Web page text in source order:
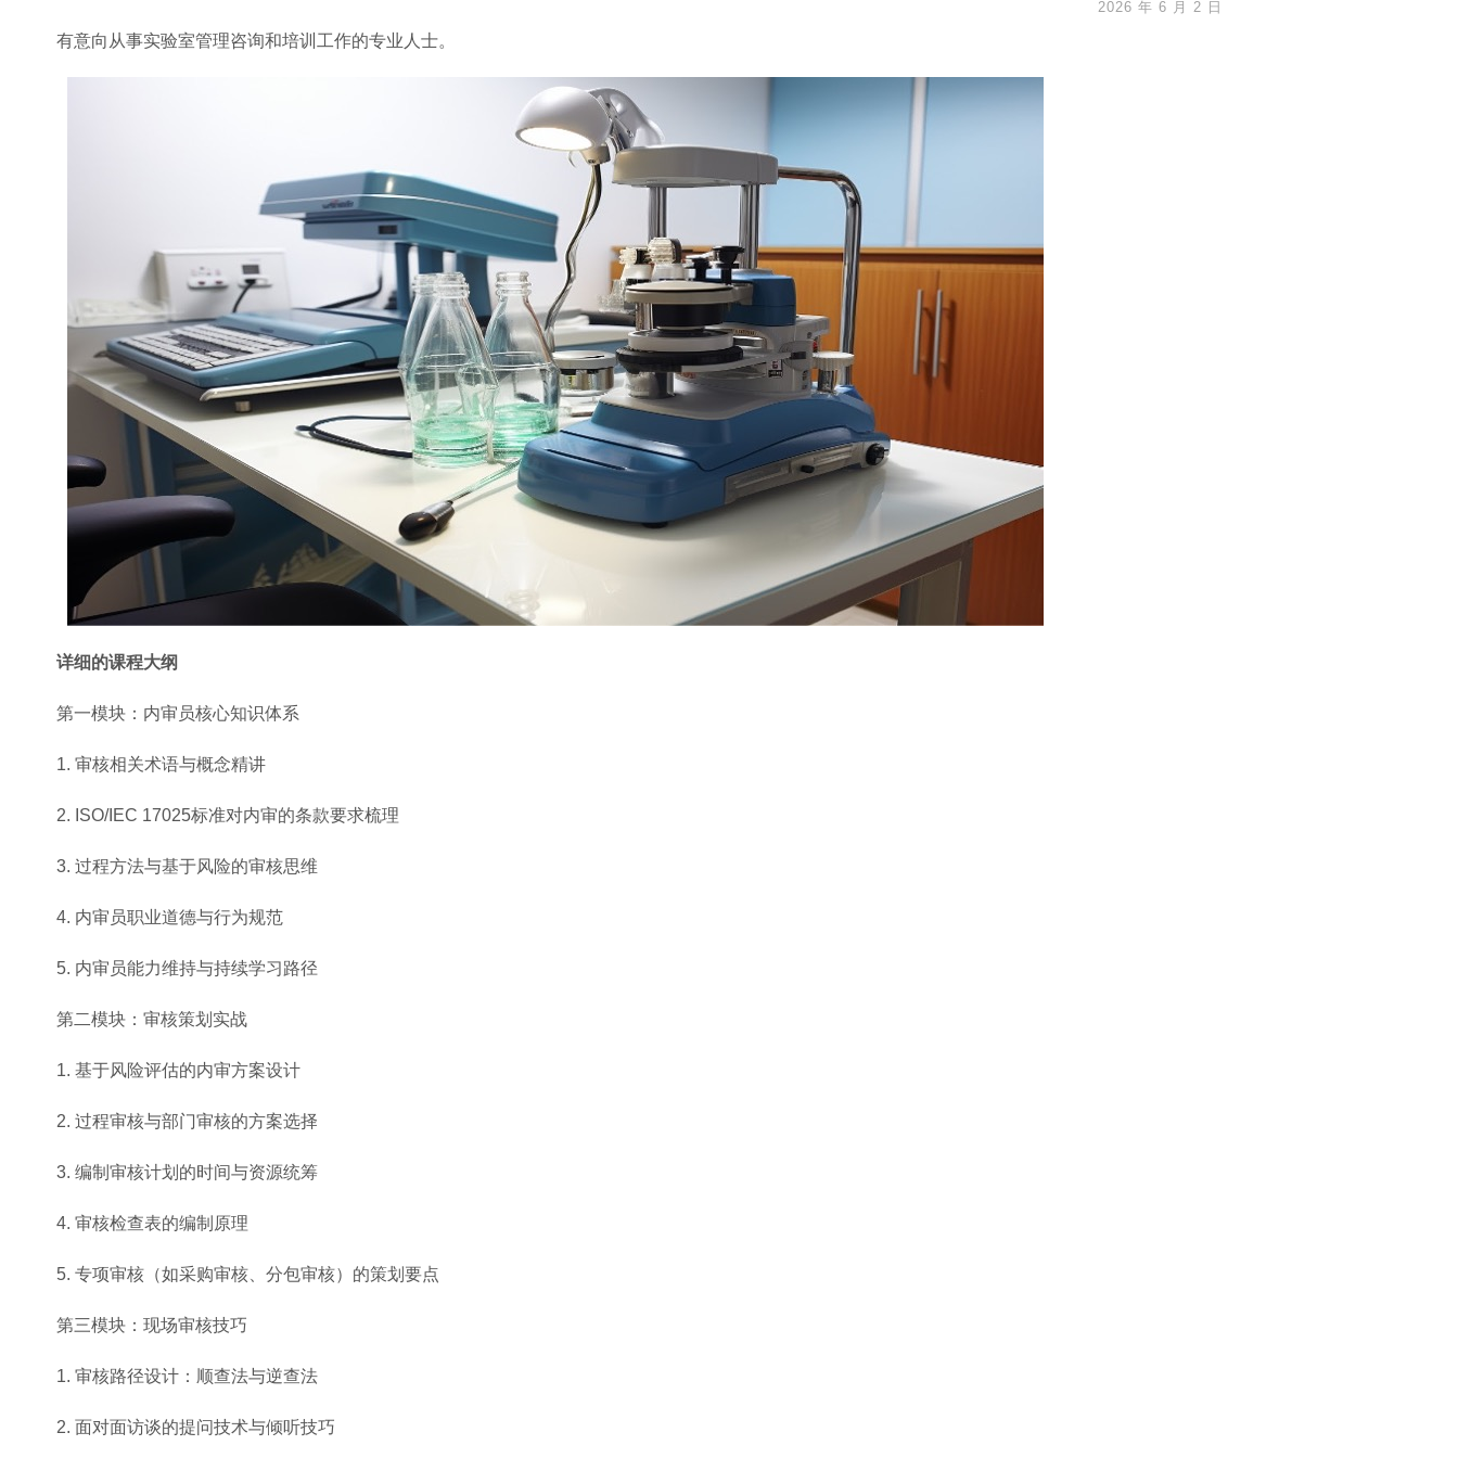
有意向从事实验室管理咨询和培训工作的专业人士。
详细的课程大纲
第一模块：内审员核心知识体系
1. 审核相关术语与概念精讲
2. ISO/IEC 17025标准对内审的条款要求梳理
3. 过程方法与基于风险的审核思维
4. 内审员职业道德与行为规范
5. 内审员能力维持与持续学习路径
第二模块：审核策划实战
1. 基于风险评估的内审方案设计
2. 过程审核与部门审核的方案选择
3. 编制审核计划的时间与资源统筹
4. 审核检查表的编制原理
5. 专项审核（如采购审核、分包审核）的策划要点
第三模块：现场审核技巧
1. 审核路径设计：顺查法与逆查法
2. 面对面访谈的提问技术与倾听技巧
2026 年 6 月 2 日